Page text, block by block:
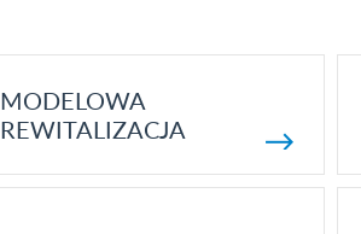
MODELOWA
REWITALIZACJA